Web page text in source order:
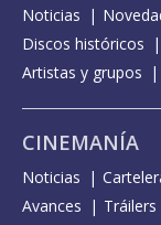
Noticias
Discos históricos
Artistas y grupos
CINEMANÍA
Noticias
Avances
Tráilers